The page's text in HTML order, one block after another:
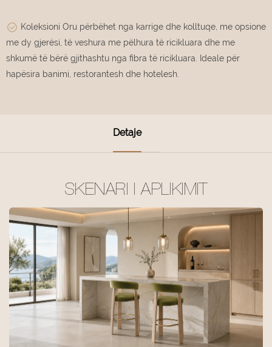
Koleksioni Oru përbëhet nga karrige dhe kolltuqe, me opsione
me dy gjerësi, të veshura me pëlhura të ricikluara dhe me
shkumë të bërë gjithashtu nga fibra të ricikluara. Ideale për
hapësira banimi, restorantesh dhe hotelesh.
Detaje
SKENARI I APLIKIMIT